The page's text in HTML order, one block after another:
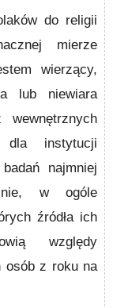
do religii
mierze
wierzący,
lub niewiara
wewnętrznych
instytucji
najmniej
w ogóle
źródła ich
względy
osób z roku na